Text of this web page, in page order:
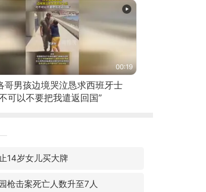
00:19
哥男孩边境哭泣恳求西班牙士
可以不要把我遣返回国”
14岁女儿买大牌
枪击案死亡人数升至7人